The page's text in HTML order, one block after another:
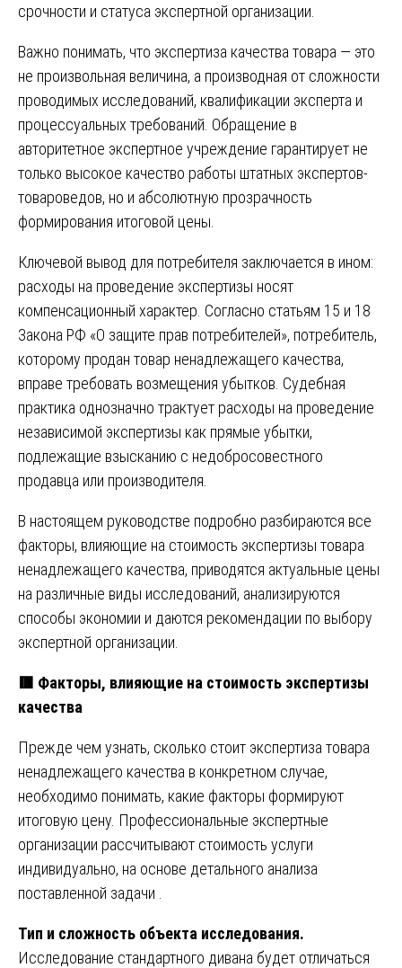
срочности и статуса экспертной организации.
Важно понимать, что экспертиза качества товара — это
не произвольная величина, а производная от сложности
проводимых исследований, квалификации эксперта и
процессуальных требований. Обращение в
авторитетное экспертное учреждение гарантирует не
только высокое качество работы штатных экспертов-
товароведов, но и абсолютную прозрачность
формирования итоговой цены.
Ключевой вывод для потребителя заключается в ином:
расходы на проведение экспертизы носят
компенсационный характер. Согласно статьям 15 и 18
Закона РФ «О защите прав потребителей», потребитель,
которому продан товар ненадлежащего качества,
вправе требовать возмещения убытков. Судебная
практика однозначно трактует расходы на проведение
независимой экспертизы как прямые убытки,
подлежащие взысканию с недобросовестного
продавца или производителя.
В настоящем руководстве подробно разбираются все
факторы, влияющие на стоимость экспертизы товара
ненадлежащего качества, приводятся актуальные цены
на различные виды исследований, анализируются
способы экономии и даются рекомендации по выбору
экспертной организации.
🟥 Факторы, влияющие на стоимость экспертизы
качества
Прежде чем узнать, сколько стоит экспертиза товара
ненадлежащего качества в конкретном случае,
необходимо понимать, какие факторы формируют
итоговую цену. Профессиональные экспертные
организации рассчитывают стоимость услуги
индивидуально, на основе детального анализа
поставленной задачи .
Тип и сложность объекта исследования.
Исследование стандартного дивана будет отличаться